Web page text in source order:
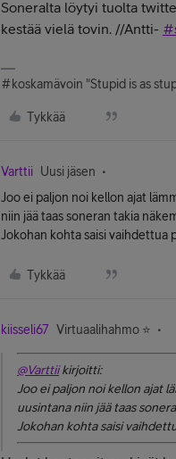
Soneralta löytyi tuolta
kestää vielä tovin. //Antti- #
#koskamävoin "Stupid is as
Tykkää
Varttii Uusi jäsen
Joo ei paljon noi kellon ajat
niin jää taas soneran takia
Jokohan kohta saisi vaihdettua
Tykkää
kiisseli67 Virtuaalihahmo ⭐️
@Varttiikirjoitti:
Joo ei paljon noi kellon ajat
uusintana niin jää taas
Jokohan kohta saisi